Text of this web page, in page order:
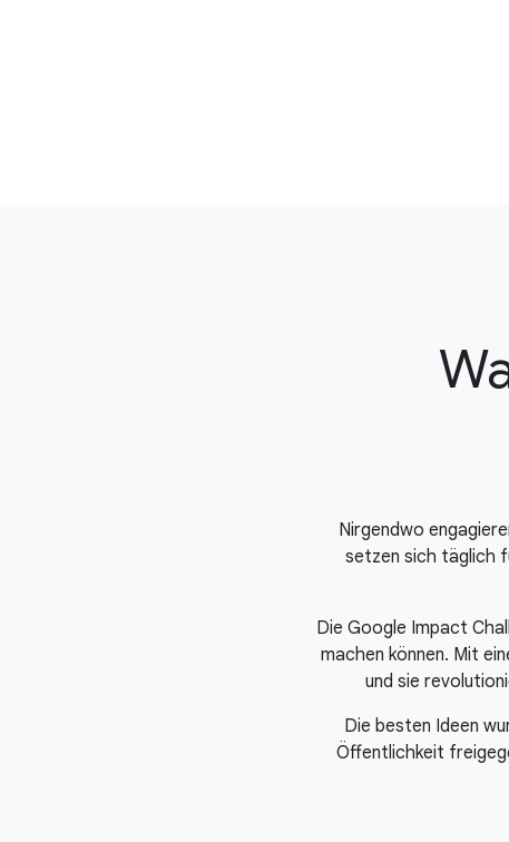
Nirgendwo
setzen sich täglich
Die Google Impact
machen können. Mit
und sie
Die besten Ideen
Öffentlichkeit